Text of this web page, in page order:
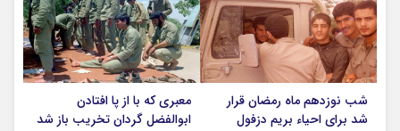
شب نوزدهم ماه رمضان قرار
شد برای احیاء بریم دزفول
معبری که با از پا افتادن
ابوالفضل گردان تخریب باز شد